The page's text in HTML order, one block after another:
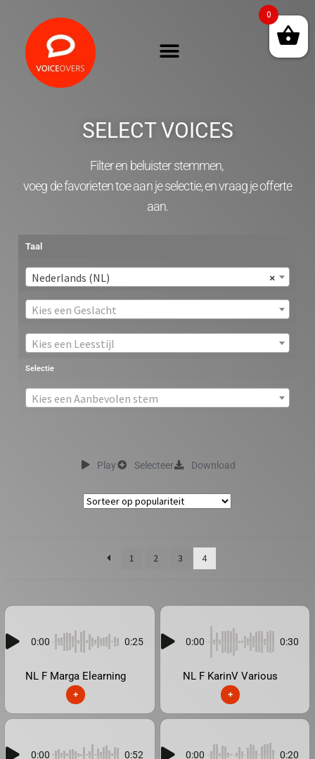
SELECT VOICES
Filter en beluister stemmen,
voeg de favorieten toe aan je selectie, en vraag je offerte
aan.
Taal
×
Nederlands (NL)
Kies een Geslacht
Kies een Leesstijl
Selectie
Kies een Aanbevolen stem
Play Selecteer Download
1 2 3 4
0:00 0:25
NL F Marga Elearning
+
0:00 0:30
NL F KarinV Various
+
0:00 0:52 0:00 0:20
0